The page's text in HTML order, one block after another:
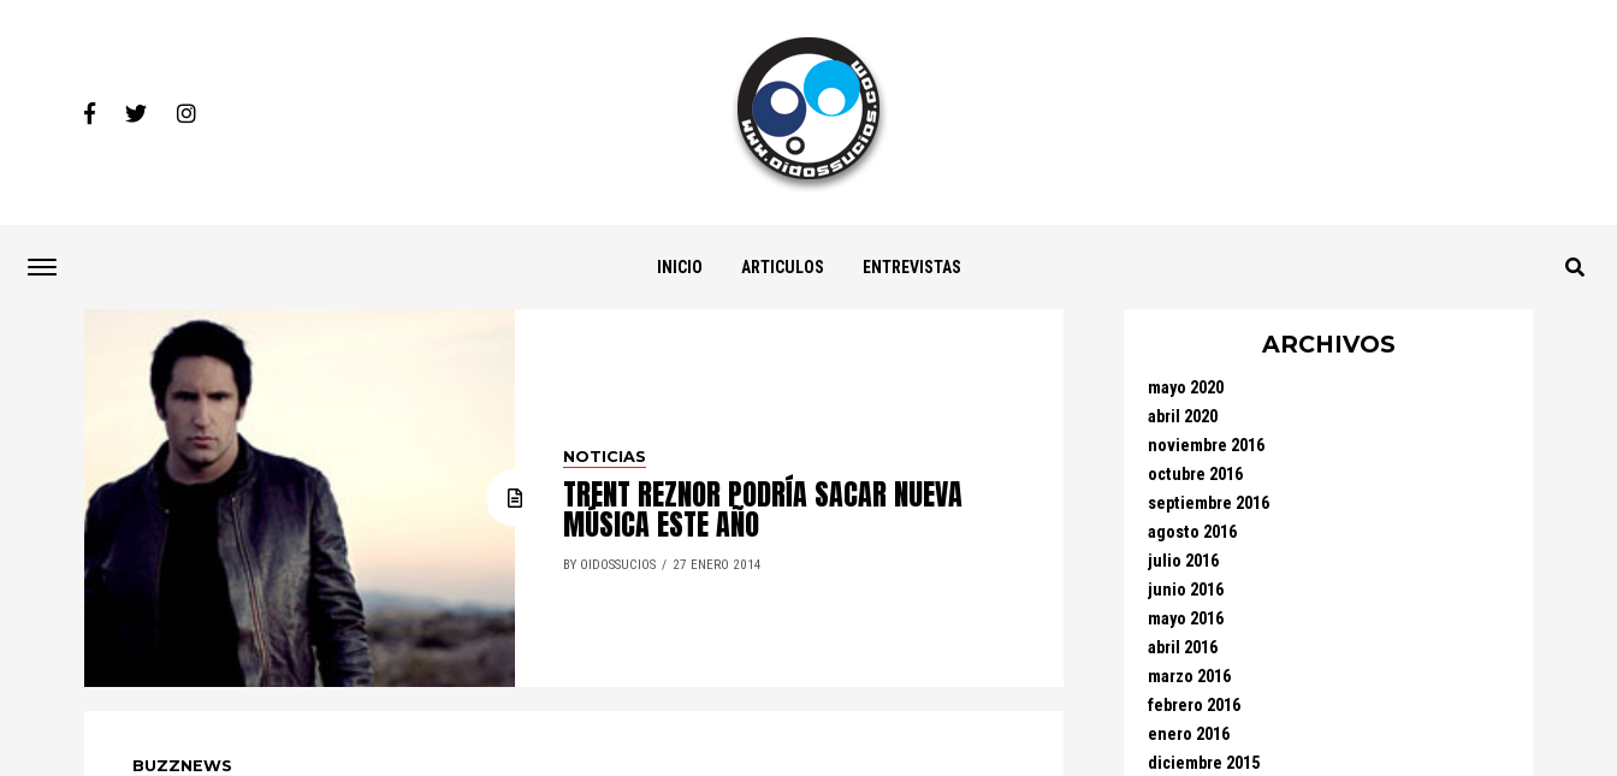
INICIO ARTICULOS ENTREVISTAS
NOTICIAS
TRENT REZNOR PODRÍA SACAR NUEVA
MÚSICA ESTE AÑO
BY OIDOSSUCIOS 27 ENERO 2014
BUZZNEWS
ARCHIVOS
mayo 2020
abril 2020
noviembre 2016
octubre 2016
septiembre 2016
agosto 2016
julio 2016
junio 2016
mayo 2016
abril 2016
marzo 2016
febrero 2016
enero 2016
diciembre 2015